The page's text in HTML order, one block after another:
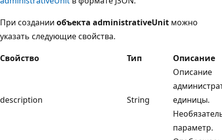
При создании объекта administrativeUnit можно
указать следующие свойства.
Свойство
Тип Описание
description String
Описание
единицы.
параметр.